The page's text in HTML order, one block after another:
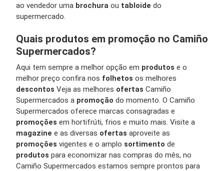
ao vendedor uma brochura ou tabloide do
supermercado.
Quais produtos em promoção no Camiño
Supermercados?
Aqui tem sempre a melhor opção em produtos e o
melhor preço confira nos folhetos os melhores
descontos Veja as melhores ofertas Camiño
Supermercados a promoção do momento. O Camiño
Supermercados oferece marcas consagradas e
promoções em hortifrúti, frios e muito mais. Visite a
magazine e as diversas ofertas aproveite as
promoções vigentes e o amplo sortimento de
produtos para economizar nas compras do mês, no
Camiño Supermercados estamos sempre prontos para